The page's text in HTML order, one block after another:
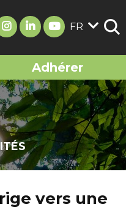
FR
Adhérer
vers une